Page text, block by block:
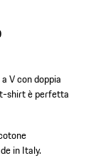
V con doppia
shirt è perfetta
in Italy.